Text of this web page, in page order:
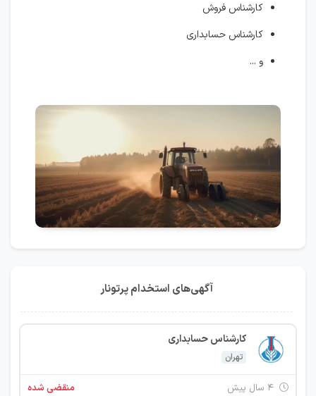
کارشناس فروش
کارشناس حسابداری
و ...
آگهی‌های استخدام پرتونار
کارشناس حسابداری
تهران
منقضی شده